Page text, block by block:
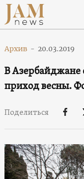
Архив - 20.03.2019
В Азербайджане
приход весны.
Поделиться